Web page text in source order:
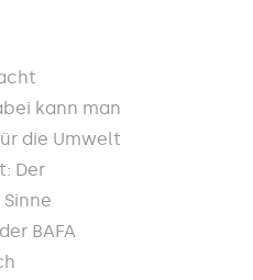
kann man
die Umwelt
Der
BAFA